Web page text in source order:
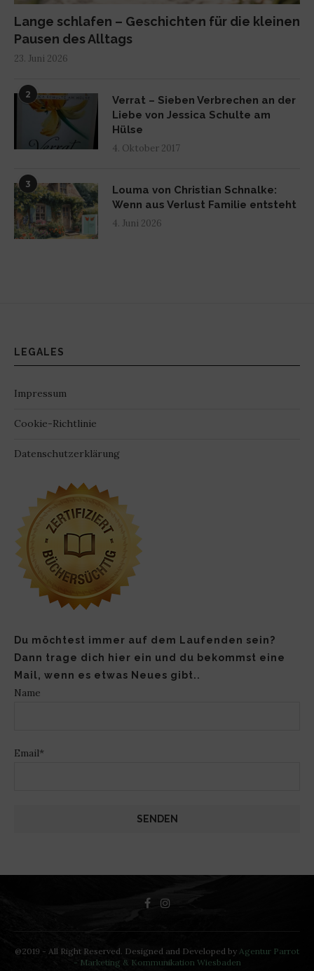
Lange schlafen – Geschichten für die kleinen
Pausen des Alltags
23. Juni 2026
2
Verrat – Sieben Verbrechen an der
Liebe von Jessica Schulte am
Hülse
4. Oktober 2017
3
Louma von Christian Schnalke:
Wenn aus Verlust Familie entsteht
4. Juni 2026
LEGALES
Impressum
Cookie-Richtlinie
Datenschutzerklärung
Du möchtest immer auf dem Laufenden sein?
Dann trage dich hier ein und du bekommst eine
Mail, wenn es etwas Neues gibt..
Name
Email*
@2019 - All Right Reserved. Designed and Developed by Agentur Parrot
- Marketing & Kommunikation Wiesbaden